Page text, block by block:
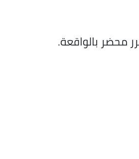
محضر بالواقعة.